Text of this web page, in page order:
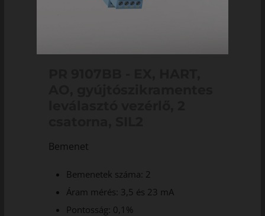
Bemenet
Bemenetek száma: 2
Áram mérés: 3,5 és 23 mA
Pontosság: 0,1%